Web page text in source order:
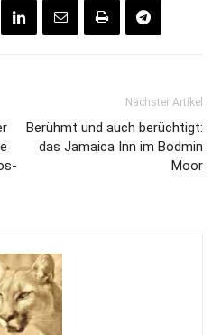
Nächster Artikel
Berühmt und auch berüchtigt:
das Jamaica Inn im Bodmin
Moor